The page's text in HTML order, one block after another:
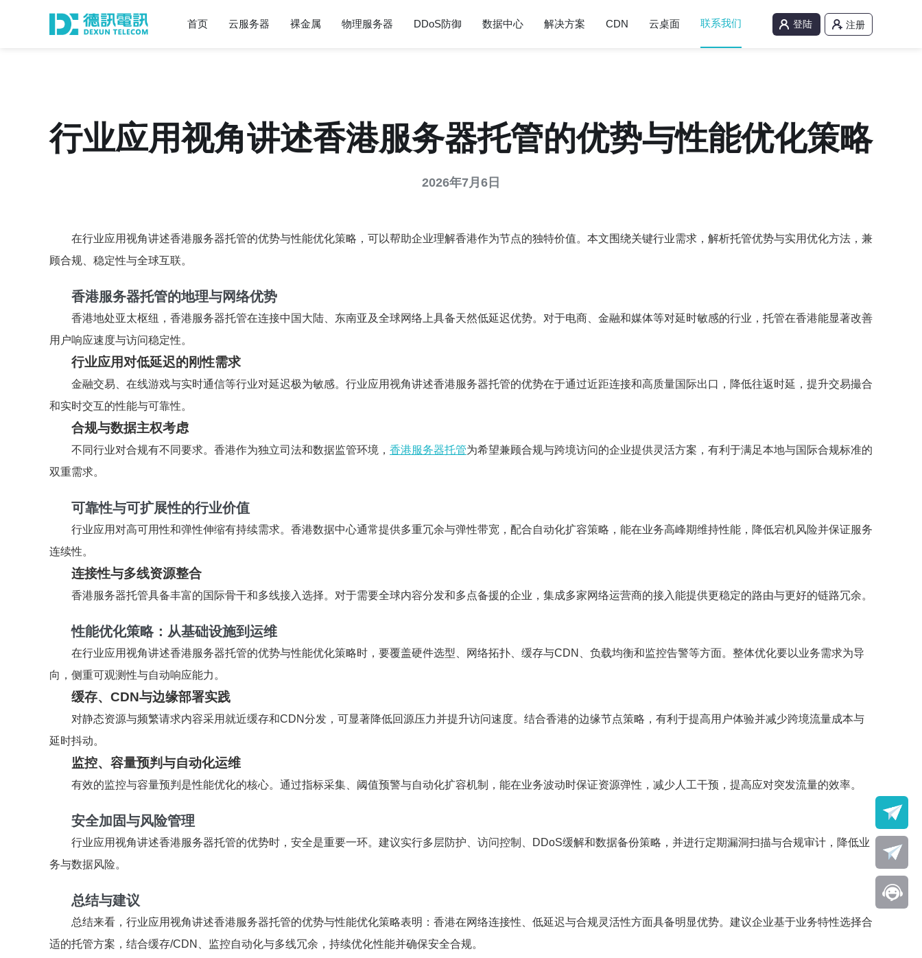
首页 云服务器 裸金属 物理服务器 DDoS防御 数据中心 解决方案 CDN 云桌面 联系我们 登陆 注册
行业应用视角讲述香港服务器托管的优势与性能优化策略
2026年7月6日
在行业应用视角讲述香港服务器托管的优势与性能优化策略，可以帮助企业理解香港作为节点的独特价值。本文围绕关键行业需求，解析托管优势与实用优化方法，兼
顾合规、稳定性与全球互联。
香港服务器托管的地理与网络优势
香港地处亚太枢纽，香港服务器托管在连接中国大陆、东南亚及全球网络上具备天然低延迟优势。对于电商、金融和媒体等对延时敏感的行业，托管在香港能显著改善
用户响应速度与访问稳定性。
行业应用对低延迟的刚性需求
金融交易、在线游戏与实时通信等行业对延迟极为敏感。行业应用视角讲述香港服务器托管的优势在于通过近距连接和高质量国际出口，降低往返时延，提升交易撮合
和实时交互的性能与可靠性。
合规与数据主权考虑
不同行业对合规有不同要求。香港作为独立司法和数据监管环境， 香港服务器托管为希望兼顾合规与跨境访问的企业提供灵活方案，有利于满足本地与国际合规标准的
双重需求。
可靠性与可扩展性的行业价值
行业应用对高可用性和弹性伸缩有持续需求。香港数据中心通常提供多重冗余与弹性带宽，配合自动化扩容策略，能在业务高峰期维持性能，降低宕机风险并保证服务
连续性。
连接性与多线资源整合
香港服务器托管具备丰富的国际骨干和多线接入选择。对于需要全球内容分发和多点备援的企业，集成多家网络运营商的接入能提供更稳定的路由与更好的链路冗余。
性能优化策略：从基础设施到运维
在行业应用视角讲述香港服务器托管的优势与性能优化策略时，要覆盖硬件选型、网络拓扑、缓存与CDN、负载均衡和监控告警等方面。整体优化要以业务需求为导
向，侧重可观测性与自动响应能力。
缓存、CDN与边缘部署实践
对静态资源与频繁请求内容采用就近缓存和CDN分发，可显著降低回源压力并提升访问速度。结合香港的边缘节点策略，有利于提高用户体验并减少跨境流量成本与
延时抖动。
监控、容量预判与自动化运维
有效的监控与容量预判是性能优化的核心。通过指标采集、阈值预警与自动化扩容机制，能在业务波动时保证资源弹性，减少人工干预，提高应对突发流量的效率。
安全加固与风险管理
行业应用视角讲述香港服务器托管的优势时，安全是重要一环。建议实行多层防护、访问控制、DDoS缓解和数据备份策略，并进行定期漏洞扫描与合规审计，降低业
务与数据风险。
总结与建议
总结来看，行业应用视角讲述香港服务器托管的优势与性能优化策略表明：香港在网络连接性、低延迟与合规灵活性方面具备明显优势。建议企业基于业务特性选择合
适的托管方案，结合缓存/CDN、监控自动化与多线冗余，持续优化性能并确保安全合规。